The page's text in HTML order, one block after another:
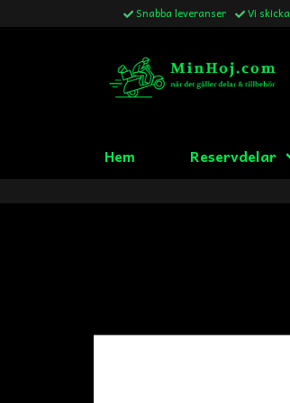
Snabba leveranser Vi
Hem Reservdelar